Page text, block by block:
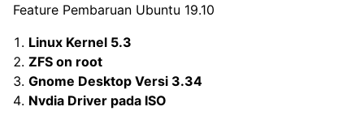
Feature Pembaruan Ubuntu 19.10
Linux Kernel 5.3
ZFS on root
Gnome Desktop Versi 3.34
Nvdia Driver pada ISO